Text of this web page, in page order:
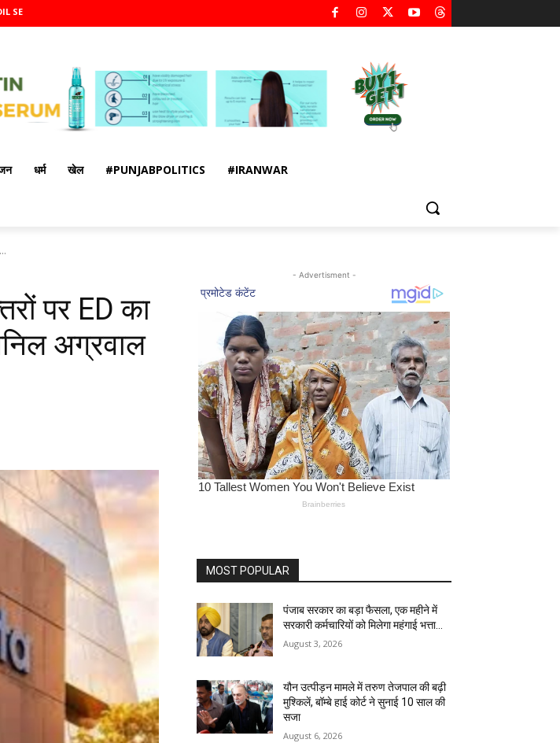
SE
धर्म खेल #PUNJABPOLITICS #IRANWAR
पर ED का
अग्रवाल
- Advertisment -
MOST POPULAR
पंजाब सरकार का बड़ा फैसला, एक महीने में
सरकारी कर्मचारियों को मिलेगा महंगाई भत्ता…
August 3, 2026
यौन उत्पीड़न मामले में तरुण तेजपाल की बढ़ी
मुश्किलें, बॉम्बे हाई कोर्ट ने सुनाई 10 साल की
सजा
August 6, 2026